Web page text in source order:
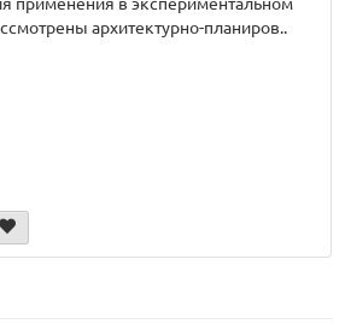
архитектурно-планиров..